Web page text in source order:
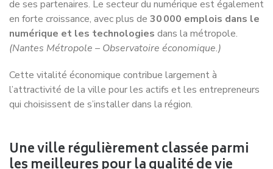
numérique et les technologiesdans la métropole.
(Nantes Métropole – Observatoire économique.)
Cette vitalité économique contribue largement à
qui choisissent de s’installer dans la région.
les meilleures pour la qualité de vie
La métropole nantaise bénéficie aussi d’une réputation